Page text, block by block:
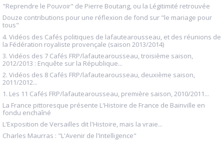
"Reprendre le Pouvoir" de Pierre Boutang, ou la Légitimité retrouvée
Douze contributions pour une réflexion de fond sur "le mariage pour
tous"
4. Vidéos des Cafés politiques de lafautearousseau, et des réunions de
la Fédération royaliste provençale (saison 2013/2014)
3. Vidéos des 7 Cafés FRP/lafautearousseau, troisième saison,
2012/2013 : Enquête sur la République...
2. Vidéos des 8 Cafés FRP/lafautearousseau, deuxième saison,
2011/2012...
1. Les 11 Cafés FRP/lafautearousseau, première saison, 2010/2011...
La France pittoresque présente L'Histoire de France de Bainville en
fondu enchaîné
L'Exposition de Versailles dit l'Histoire, mais la vraie...
Charles Maurras : "L'Avenir de l'Intelligence"